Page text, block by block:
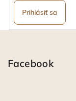
Prihlásiť sa
Facebook